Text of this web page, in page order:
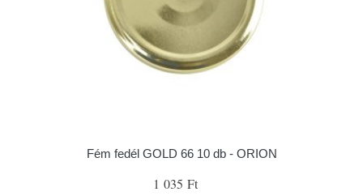
Fém fedél GOLD 66 10 db - ORION
1 035 Ft